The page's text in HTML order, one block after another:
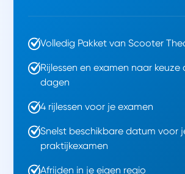
Volledig Pakket van Scooter
Rijlessen en examen naar keuze
dagen
4 rijlessen voor je examen
Snelst beschikbare datum voor
praktijkexamen
Afrijden in je eigen regio